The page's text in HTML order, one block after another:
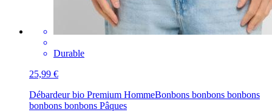
Durable
25,99 €
Débardeur bio Premium HommeBonbons bonbons bonbons
bonbons bonbons Pâques